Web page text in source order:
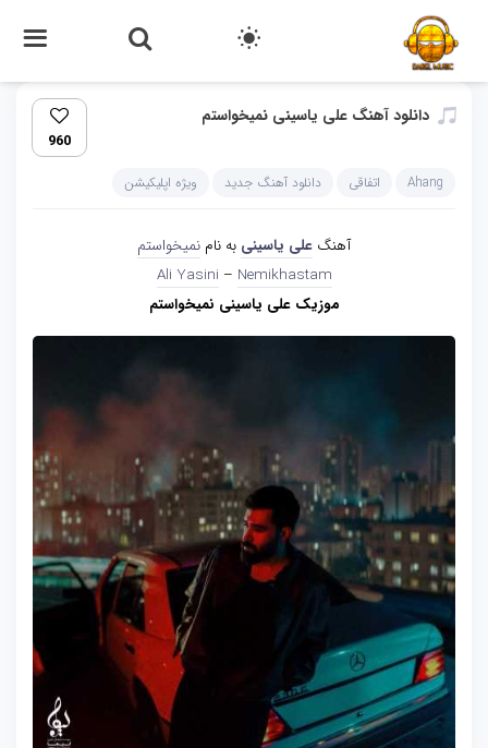
دانلود آهنگ علی یاسینی نمیخواستم
960
Ahang اتفاقی دانلود آهنگ جدید ویژه اپلیکیشن
آهنگ علی یاسینی به نام نمیخواستم
Ali Yasini – Nemikhastam
موزیک علی یاسینی نمیخواستم